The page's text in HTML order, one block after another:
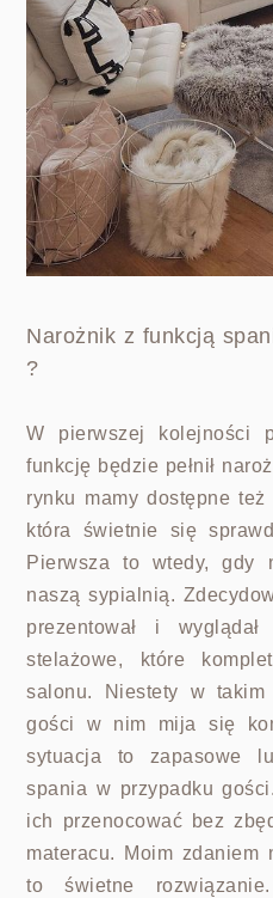
Narożnik z funkcją
?
W pierwszej kolejności
funkcję będzie pełnił
rynku mamy dostępne
która świetnie się
Pierwsza to wtedy, gdy
naszą sypialnią.
prezentował i
stelażowe, które
salonu. Niestety w takim
gości w nim mija się
sytuacja to zapasowe
spania w przypadku
ich przenocować bez
materacu. Moim zdaniem
to świetne